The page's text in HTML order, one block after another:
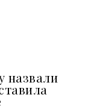
назвали